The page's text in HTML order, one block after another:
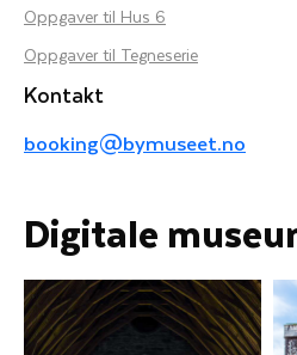
Oppgaver til Hus 6
Oppgaver til Tegneserie
Kontakt
booking@bymuseet.no
Digitale